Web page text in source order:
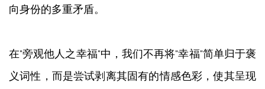
向身份的多重矛盾。
在"旁观他人之幸福"中，我们不再将"幸福"简单归于褒
义词性，而是尝试剥离其固有的情感色彩，使其呈现